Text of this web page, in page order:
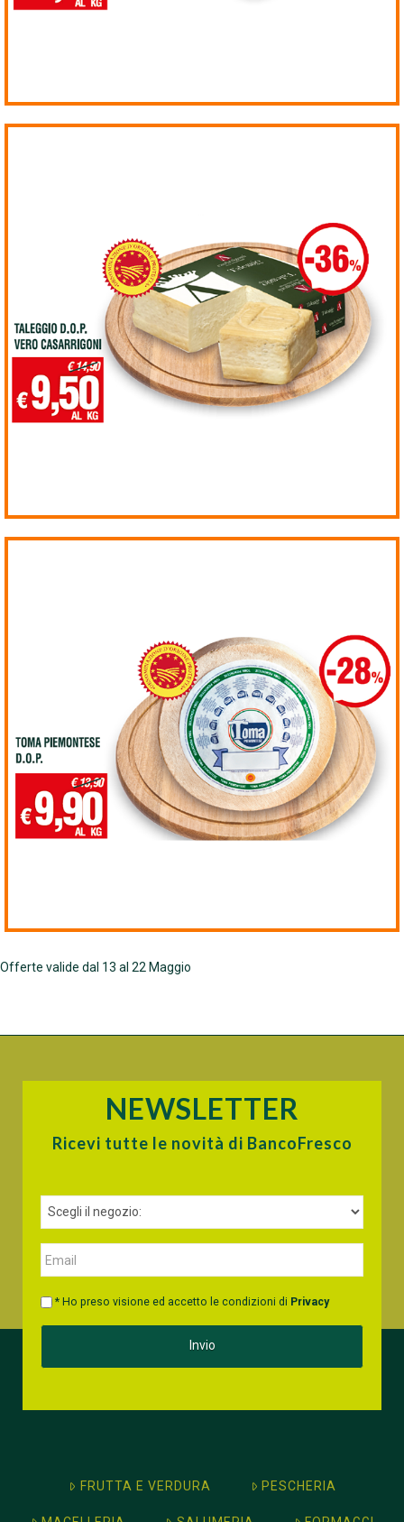
Offerte valide dal 13 al 22 Maggio
NEWSLETTER
Ricevi tutte le novità di BancoFresco
* Ho preso visione ed accetto le condizioni di Privacy
FRUTTA E VERDURA PESCHERIA